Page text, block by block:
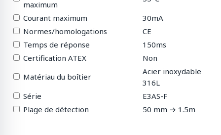
maximum
Courant maximum
30mA
Normes/homologations
CE
Temps de réponse
150ms
Certification ATEX
Non
Matériau du boîtier
Acier inoxydable
316L
Série
E3AS-F
Plage de détection
50 mm → 1.5m